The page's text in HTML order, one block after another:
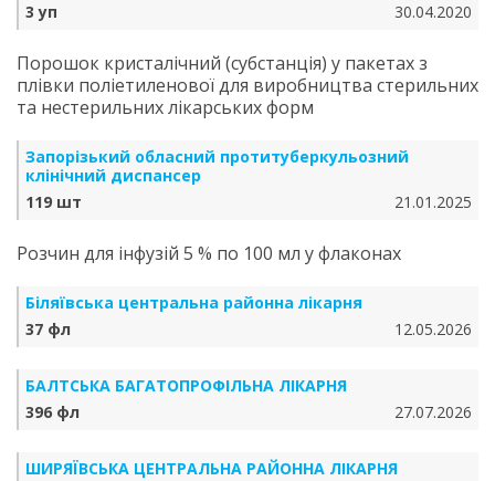
3 уп
30.04.2020
Порошок кристалічний (субстанція) у пакетах з
плівки поліетиленової для виробництва стерильних
та нестерильних лікарських форм
Запорізький обласний протитуберкульозний
клінічний диспансер
119 шт
21.01.2025
Розчин для інфузій 5 % по 100 мл у флаконах
Біляївська центральна районна лікарня
37 фл
12.05.2026
БАЛТСЬКА БАГАТОПРОФІЛЬНА ЛІКАРНЯ
396 фл
27.07.2026
ШИРЯЇВСЬКА ЦЕНТРАЛЬНА РАЙОННА ЛІКАРНЯ